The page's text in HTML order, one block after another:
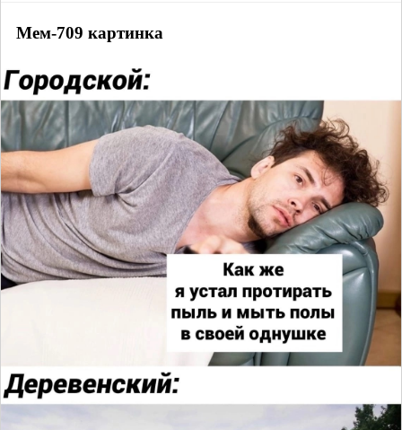
Мем-709 картинка